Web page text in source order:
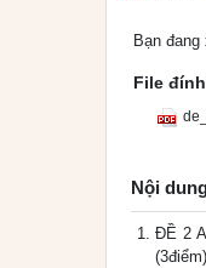
Bạn
File
Nội
ĐỀ 2